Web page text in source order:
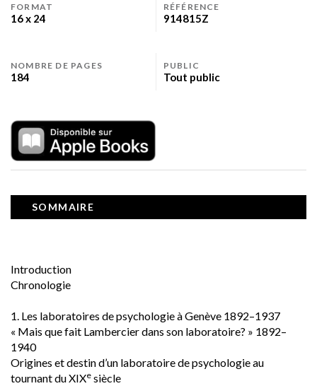
FORMAT
16 x 24
RÉFÉRENCE
914815Z
NOMBRE DE PAGES
184
PUBLIC
Tout public
SOMMAIRE
Introduction
Chronologie
1. Les laboratoires de psychologie à Genève 1892–1937
« Mais que fait Lambercier dans son laboratoire? » 1892–
1940
Origines et destin d’un laboratoire de psychologie au
tournant du XIXe siècle